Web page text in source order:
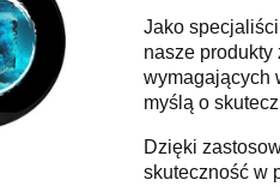
Jako
nasze produkty
wymagających
myślą o
Dzięki
skuteczność w